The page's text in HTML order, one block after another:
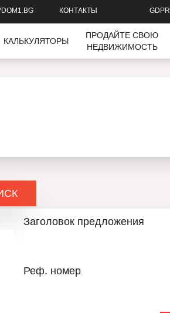
КОНТАКТЫ GDPR
КАЛЬКУЛЯТОРЫ
ПРОДАЙТЕ СВОЮ
НЕДВИЖИМОСТЬ
Заголовок предложения
Реф. номер